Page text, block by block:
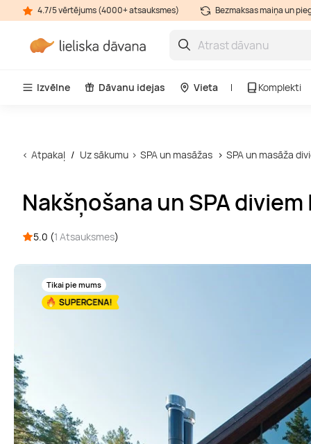
4.7/5 vērtējums (4000+ atsauksmes) Bezmaksas maiņa un
Izvēlne Dāvanu idejas Vieta Komplekti
Atpakaļ Uz sākumu SPA un masāžas SPA un masāža
Nakšņošana un SPA
5.0 (1 Atsauksmes)
Tikai pie mums